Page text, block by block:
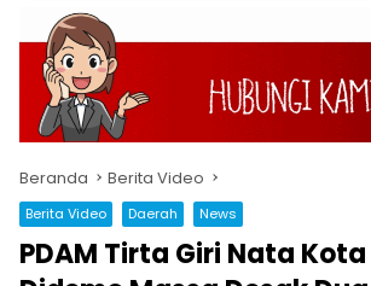
Beranda Berita Video
Berita Video Daerah News
PDAM Tirta Giri Nata